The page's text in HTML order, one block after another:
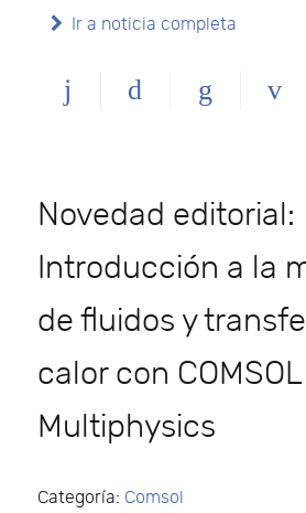
Ir a noticia completa
Novedad editorial:
Introducción a la
de fluidos y
calor con COMSOL
Multiphysics
Categoría: Comsol